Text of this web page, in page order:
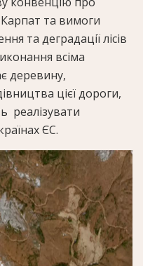
та вимоги
та деградації лісів
всіма
деревину,
цієї дороги,
реалізувати
ЄС.